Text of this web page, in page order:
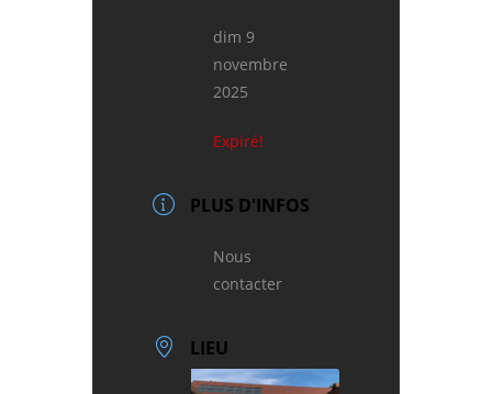
dim 9
novembre
2025
Expiré!
PLUS D'INFOS
Nous
contacter
LIEU